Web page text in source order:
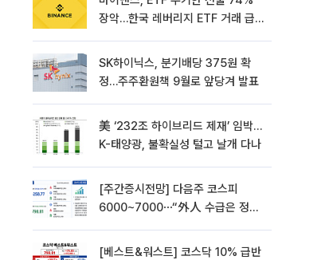
장악…한국 레버리지 ETF 거래 급
SK하이닉스, 분기배당 375원 확
정…주주환원책 9월로 앞당겨 발표
美 ‘232조 하이브리드 제재’ 임박…
K-태양광, 불확실성 털고 날개 다나
[주간증시전망] 다음주 코스피
6000~7000⋯“外人 수급은 정책
[베스트&워스트] 코스닥 10% 급반